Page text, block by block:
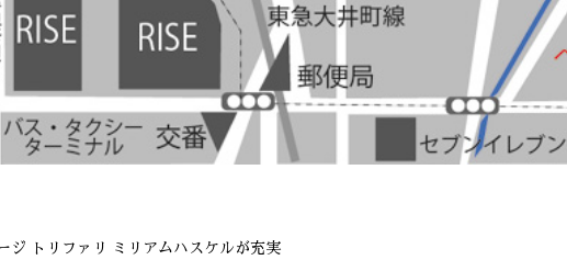
ジ トリファリ ミリアムハスケルが充実